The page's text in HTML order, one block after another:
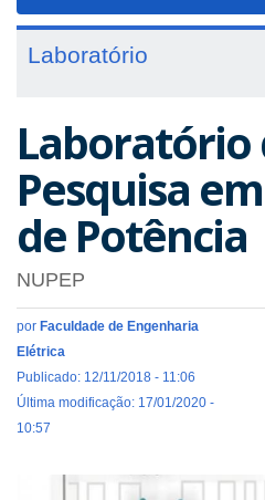
Laboratório
Laboratório
Pesquisa
de Potência
NUPEP
por Faculdade de Engenharia
Elétrica
Publicado: 12/11/2018 - 11:06
Última modificação: 17/01/2020 -
10:57